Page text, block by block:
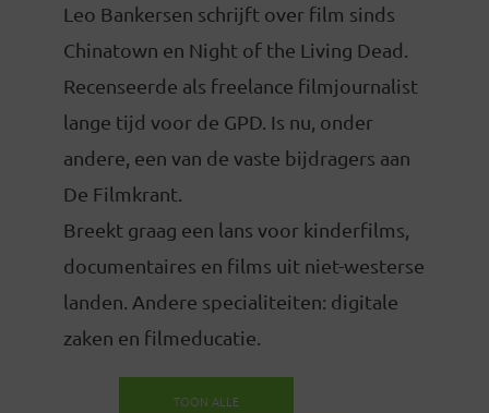
Leo Bankersen schrijft over film sinds
Chinatown en Night of the Living Dead.
Recenseerde als freelance filmjournalist
lange tijd voor de GPD. Is nu, onder
andere, een van de vaste bijdragers aan
De Filmkrant.
Breekt graag een lans voor kinderfilms,
documentaires en films uit niet-westerse
landen. Andere specialiteiten: digitale
zaken en filmeducatie.
TOON ALLE